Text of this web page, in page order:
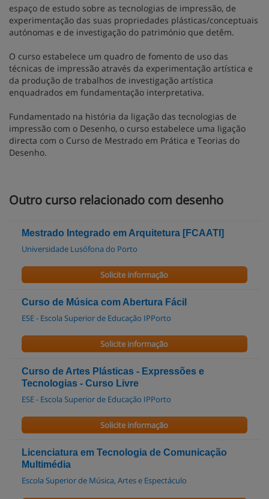
espaço de estudo sobre as tecnologias de impressão, de
experimentação das suas propriedades plásticas/conceptuais
autónomas e de investigação do património que detêm.
O curso estabelece um quadro de fomento de uso das
técnicas de impressão através da experimentação artística e
da produção de trabalhos de investigação artística
enquadrados em fundamentação interpretativa.
Fundamentado na história da ligação das tecnologias de
impressão com o Desenho, o curso estabelece uma ligação
directa com o Curso de Mestrado em Prática e Teorias do
Desenho.
Outro curso relacionado com desenho
Mestrado Integrado em Arquitetura [FCAATI]
Universidade Lusófona do Porto
Solicite informação
Curso de Música com Abertura Fácil
ESE - Escola Superior de Educação IPPorto
Solicite informação
Curso de Artes Plásticas - Expressões e
Tecnologias - Curso Livre
ESE - Escola Superior de Educação IPPorto
Solicite informação
Licenciatura em Tecnologia de Comunicação
Multimédia
Escola Superior de Música, Artes e Espectáculo